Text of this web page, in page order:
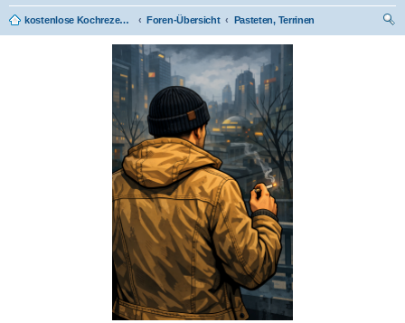
kostenlose Kochrezepte und kostenlose Kochbücher Foren-Übersicht
Pasteten, Terrinen